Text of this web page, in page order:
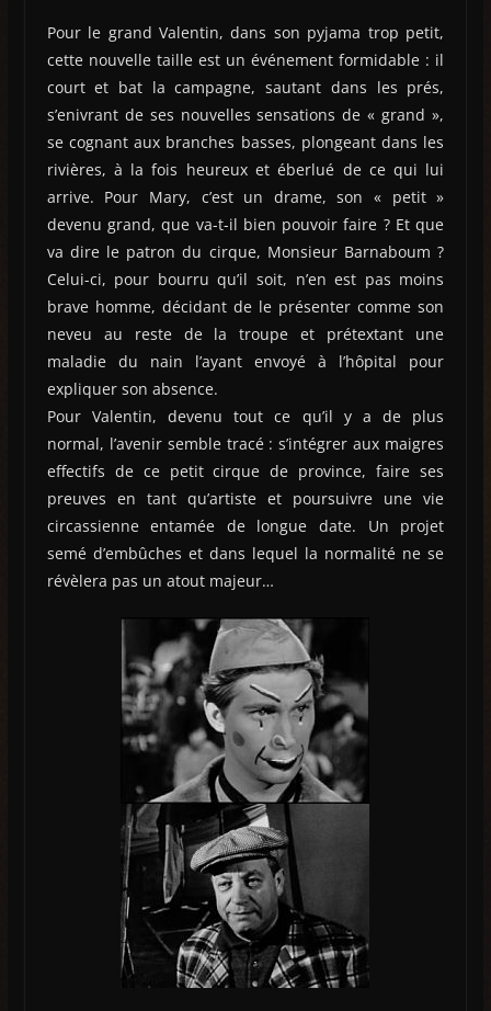
Pour le grand Valentin, dans son pyjama trop petit,
cette nouvelle taille est un événement formidable : il
court et bat la campagne, sautant dans les prés,
s’enivrant de ses nouvelles sensations de « grand »,
se cognant aux branches basses, plongeant dans les
rivières, à la fois heureux et éberlué de ce qui lui
arrive. Pour Mary, c’est un drame, son « petit »
devenu grand, que va-t-il bien pouvoir faire ? Et que
va dire le patron du cirque, Monsieur Barnaboum ?
Celui-ci, pour bourru qu’il soit, n’en est pas moins
brave homme, décidant de le présenter comme son
neveu au reste de la troupe et prétextant une
maladie du nain l’ayant envoyé à l’hôpital pour
expliquer son absence.
Pour Valentin, devenu tout ce qu’il y a de plus
normal, l’avenir semble tracé : s’intégrer aux maigres
effectifs de ce petit cirque de province, faire ses
preuves en tant qu’artiste et poursuivre une vie
circassienne entamée de longue date. Un projet
semé d’embûches et dans lequel la normalité ne se
révèlera pas un atout majeur…